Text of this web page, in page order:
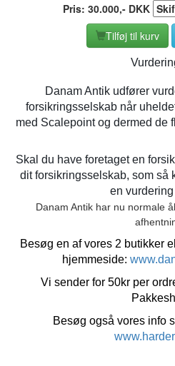
Pris: 30.000,- DKK
Tilføj til kurv
Danam Antik udfører
forsikringsselskab når
med Scalepoint og dermed de
Skal du have foretaget en
dit forsikringsselskab, som så
en
Danam Antik har nu normale
Besøg en af vores 2 butikker
hjemmeside:
Vi sender for 50kr per
Besøg også vores info